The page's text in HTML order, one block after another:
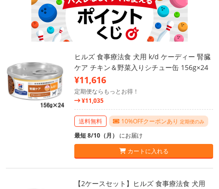
ヒルズ 食事療法食 犬用 k/d ケーディー 腎臓
ケア チキン＆野菜入りシチュー缶 156g×24
¥11,616
定期便ならもっとお得！
¥11,035
送料無料 10%OFFクーポンあり 定期便のみ
最短 8/10（月） にお届け
カートに入れる
【2ケースセット】ヒルズ 食事療法食 犬用